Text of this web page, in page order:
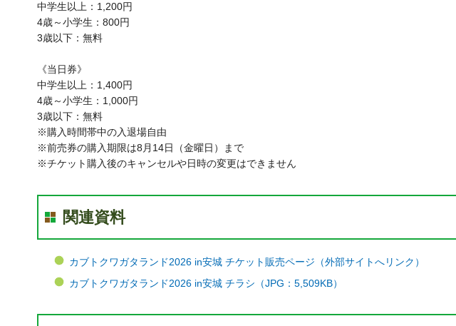
中学生以上：1,200円
4歳～小学生：800円
3歳以下：無料
《当日券》
中学生以上：1,400円
4歳～小学生：1,000円
3歳以下：無料
※購入時間帯中の入退場自由
※前売券の購入期限は8月14日（金曜日）まで
※チケット購入後のキャンセルや日時の変更はできません
関連資料
カブトクワガタランド2026 in安城 チケット販売ページ（外部サイトへリンク）
カブトクワガタランド2026 in安城 チラシ（JPG：5,509KB）